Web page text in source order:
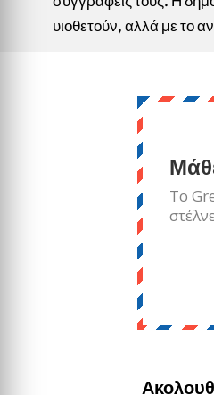
υιοθετούν, αλλά με το
Το